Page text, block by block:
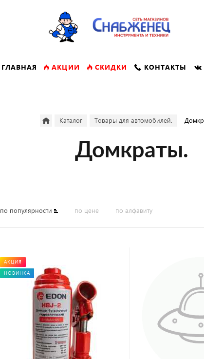
ГЛАВНАЯ АКЦИИ СКИДКИ КОНТАКТЫ
Каталог Товары для автомобилей.
Домкраты.
по популярности по цене по алфавиту
АКЦИЯ
НОВИНКА